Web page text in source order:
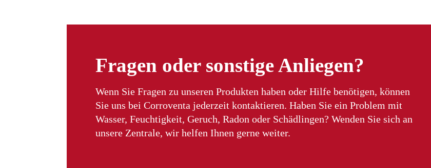
Fragen oder sonstige Anliegen?
Wenn Sie Fragen zu unseren Produkten haben oder Hilfe benötigen, können
Sie uns bei Corroventa jederzeit kontaktieren. Haben Sie ein Problem mit
Wasser, Feuchtigkeit, Geruch, Radon oder Schädlingen? Wenden Sie sich an
unsere Zentrale, wir helfen Ihnen gerne weiter.